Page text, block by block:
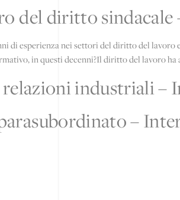
del diritto
di esperienza nei settori del diritto del
in questi decenni?Il diritto del lavoro
industriali –
–